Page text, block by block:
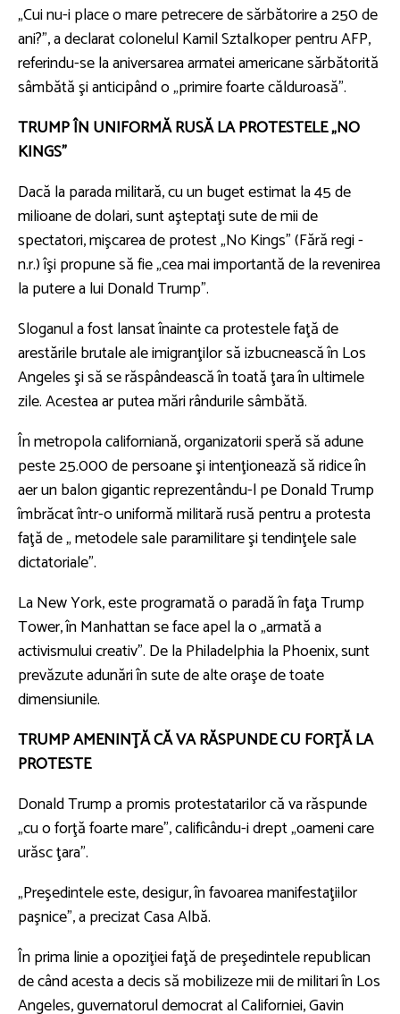
„Cui nu-i place o mare petrecere de sărbătorire a 250 de
ani?”, a declarat colonelul Kamil Sztalkoper pentru AFP,
referindu-se la aniversarea armatei americane sărbătorită
sâmbătă şi anticipând o „primire foarte călduroasă”.
TRUMP ÎN UNIFORMĂ RUSĂ LA PROTESTELE „NO
KINGS”
Dacă la parada militară, cu un buget estimat la 45 de
milioane de dolari, sunt aşteptaţi sute de mii de
spectatori, mişcarea de protest „No Kings” (Fără regi -
n.r.) îşi propune să fie „cea mai importantă de la revenirea
la putere a lui Donald Trump”.
Sloganul a fost lansat înainte ca protestele faţă de
arestările brutale ale imigranţilor să izbucnească în Los
Angeles şi să se răspândească în toată ţara în ultimele
zile. Acestea ar putea mări rândurile sâmbătă.
În metropola californiană, organizatorii speră să adune
peste 25.000 de persoane şi intenţionează să ridice în
aer un balon gigantic reprezentându-l pe Donald Trump
îmbrăcat într-o uniformă militară rusă pentru a protesta
faţă de „ metodele sale paramilitare şi tendinţele sale
dictatoriale”.
La New York, este programată o paradă în faţa Trump
Tower, în Manhattan se face apel la o „armată a
activismului creativ”. De la Philadelphia la Phoenix, sunt
prevăzute adunări în sute de alte oraşe de toate
dimensiunile.
TRUMP AMENINŢĂ CĂ VA RĂSPUNDE CU FORŢĂ LA
PROTESTE
Donald Trump a promis protestatarilor că va răspunde
„cu o forţă foarte mare”, calificându-i drept „oameni care
urăsc ţara”.
„Preşedintele este, desigur, în favoarea manifestaţiilor
paşnice”, a precizat Casa Albă.
În prima linie a opoziţiei faţă de preşedintele republican
de când acesta a decis să mobilizeze mii de militari în Los
Angeles, guvernatorul democrat al Californiei, Gavin